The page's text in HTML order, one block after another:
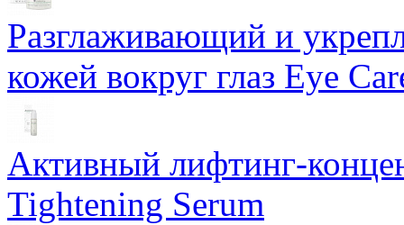
Разглаживающий и
кожей вокруг глаз Eye
Активный лифтинг-
Tightening Serum